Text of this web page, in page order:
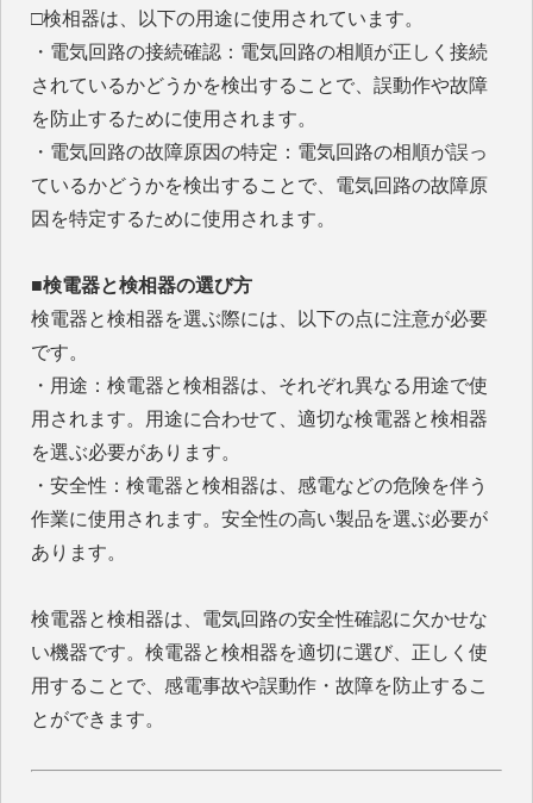
□検相器は、以下の用途に使用されています。
・電気回路の接続確認：電気回路の相順が正しく接続
されているかどうかを検出することで、誤動作や故障
を防止するために使用されます。
・電気回路の故障原因の特定：電気回路の相順が誤っ
ているかどうかを検出することで、電気回路の故障原
因を特定するために使用されます。
■検電器と検相器の選び方
検電器と検相器を選ぶ際には、以下の点に注意が必要
です。
・用途：検電器と検相器は、それぞれ異なる用途で使
用されます。用途に合わせて、適切な検電器と検相器
を選ぶ必要があります。
・安全性：検電器と検相器は、感電などの危険を伴う
作業に使用されます。安全性の高い製品を選ぶ必要が
あります。
検電器と検相器は、電気回路の安全性確認に欠かせな
い機器です。検電器と検相器を適切に選び、正しく使
用することで、感電事故や誤動作・故障を防止するこ
とができます。